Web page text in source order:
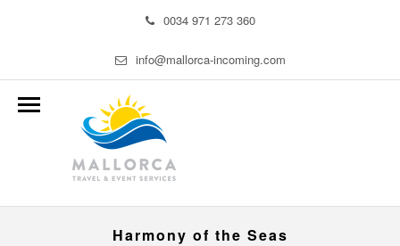
0034 971 273 360
info@mallorca-incoming.com
Harmony of the Seas